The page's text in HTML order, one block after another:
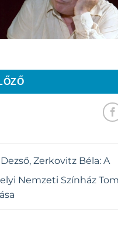
Zerkovitz Béla: A
Nemzeti Színház